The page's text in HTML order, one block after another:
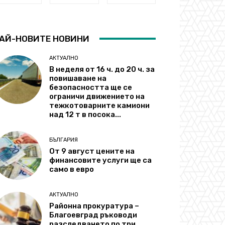
НОВИТЕ НОВИНИ
АКТУАЛНО
В неделя от 16 ч. до 20 ч. за
повишаване на
безопасността ще се
ограничи движението на
тежкотоварните камиони
над 12 т в посока...
БЪЛГАРИЯ
От 9 август цените на
финансовите услуги ще са
само в евро
АКТУАЛНО
Районна прокуратура –
Благоевград ръководи